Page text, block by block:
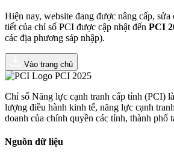
Hiện nay, website đang được nâng cấp,
tiết của chỉ số PCI được cập nhật đến PCI
các địa phương sáp nhập).
Vào trang chủ
PCI 2025
Chỉ số Năng lực cạnh tranh cấp tỉnh (PCI)
lượng điều hành kinh tế, năng lực cạnh
doanh của chính quyền các tỉnh, thành phố
Nguồn dữ liệu